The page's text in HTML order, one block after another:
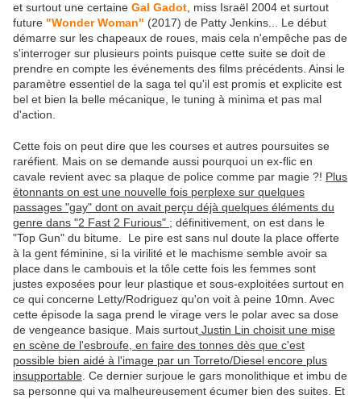
et surtout une certaine Gal Gadot , miss Israël 2004 et surtout
future "Wonder Woman" (2017) de Patty Jenkins... Le début
démarre sur les chapeaux de roues, mais cela n'empêche pas de
s'interroger sur plusieurs points puisque cette suite se doit de
prendre en compte les événements des films précédents. Ainsi le
paramètre essentiel de la saga tel qu'il est promis et explicite est
bel et bien la belle mécanique, le tuning à minima et pas mal
d'action.
Cette fois on peut dire que les courses et autres poursuites se
raréfient. Mais on se demande aussi pourquoi un ex-flic en
cavale revient avec sa plaque de police comme par magie ?! Plus
étonnants on est une nouvelle fois perplexe sur quelques
passages "gay" dont on avait perçu déjà quelques éléments du
genre dans "2 Fast 2 Furious" ; définitivement, on est dans le
"Top Gun" du bitume. Le pire est sans nul doute la place offerte
à la gent féminine, si la virilité et le machisme semble avoir sa
place dans le cambouis et la tôle cette fois les femmes sont
justes exposées pour leur plastique et sous-exploitées surtout en
ce qui concerne Letty/Rodriguez qu'on voit à peine 10mn. Avec
cette épisode la saga prend le virage vers le polar avec sa dose
de vengeance basique. Mais surtout Justin Lin choisit une mise
en scène de l'esbroufe, en faire des tonnes dès que c'est
possible bien aidé à l'image par un Torreto/Diesel encore plus
insupportable . Ce dernier surjoue le gars monolithique et imbu de
sa personne qui va malheureusement écumer bien des suites. Et